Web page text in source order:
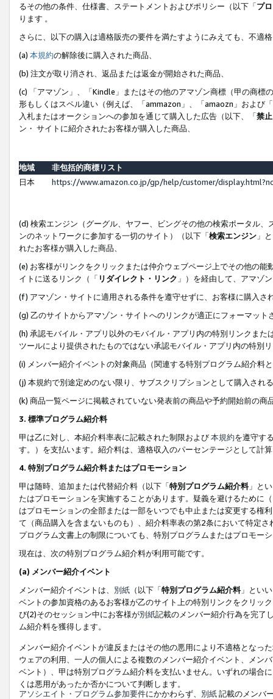
るその他の条件、仕様書、ステートメントおよびポリシー（以下「プ
ります 。
さらに、以下の購入は適格販売の要件を満たすようにみえても、不適
(a) 本規約の解除後に購入された商品、
(b) 注文が取り消され、返品または返金が開始された商品、
(c) 「アマゾン」、「Kindle」またはその他のアマゾン商標（甲の商
形もしくはスペル違い（例えば、「ammazon」、「amaozn」および
入札またはオークションへの参加を通じて購入した広告（以下、「禁
ン・ サイトに紹介されたお客様が購入した商品、
地域
非包括的商標リスト
日本
https://www.amazon.co.jp/gp/help/customer/
(d) 検索エンジン（グーグル、ヤフー、ビングその他の検索ポータル
ンのネットワークに参加する一切のサイト）（以下「検索エンジン 」
れたお客様が購入した商品、
(e) お客様がリンクをクリックまたは仲介ウェブページ上でその他の
イトに送るリンク（「 リダイレクト・リンク 」）を経由して、アマゾ
(f) アマゾン・サイトに適用される条件を遵守せずに、お客様に購入さ
(g) 乙のサイトからアマゾン・サイトへのリンクが適正にフォーマッ
(h) 承認モバイル・アプリ以外のモバイル・アプリ内の特別リンクま
ツールにより提供されたものではない承認モバイル・アプリ内の特別
(i) メンバー紹介イベントの対象商品（関連する特別プログラム紹介料
(j) 本規約で別途定めのない限り、サブスクリプションとして購入され
(k) 商品一覧ページに掲載されていない発表前の商品や予約開始前の商
3. 標準プログラム紹介料
甲は乙に対し、本紹介料率表に記載された制限および本規約を遵守す
す。）を支払います。紹介料は、適格収入のパーセンテージとして計
4. 特別プログラム紹介料またはプロモーション
甲は随時、追加または代替紹介料（以下「特別プログラム紹介料」と
たはプロモーションを実施することがあります。疑義を避けるために
はプロモーションの全部または一部をいつでも中止または変更する権
て（商品購入を含まないものも）、紹介料率表の第2条において特定
プログラム文書上の制限についても、特別プログラムまたはプロモー
現在は、次の特別プログラム紹介料が利用可能です。
(a) メンバー紹介イベント
メンバー紹介イベントは、 別紙 （以下「特別プログラム紹介料」とい
ベントの参加資格のあるお客様が乙のサイト上の特別リンクをクリッ
び(2)そのセッション中にお客様が別紙記載のメンバー紹介行為を完了
ム紹介料を獲得します。
メンバー紹介イベントが違反またはその他の悪用により不適格となっ
ウェアの利用、一人の個人による複数のメンバー紹介イベント、メン
ベント）、甲は特別プログラム紹介料を支払いません。いずれの場合
くは悪用があったか否かについて判断します。
アソシエイト・プログラム参加要件にかかわらず、 別紙記載のメンバ